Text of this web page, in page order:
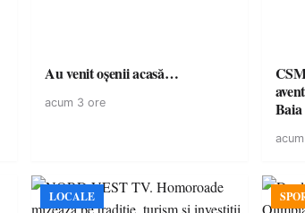
Au venit oșenii acasă…
acum 3 ore
aventura în
LOCALE